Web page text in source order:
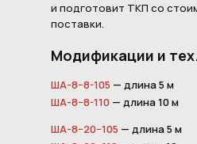
Модификации и
ША-8−8-105 — длина 5 м
ША-8−8-110 — длина 10 м
ША-8−20−105 — длина 5 м
и подготовит ТКП со
поставки.